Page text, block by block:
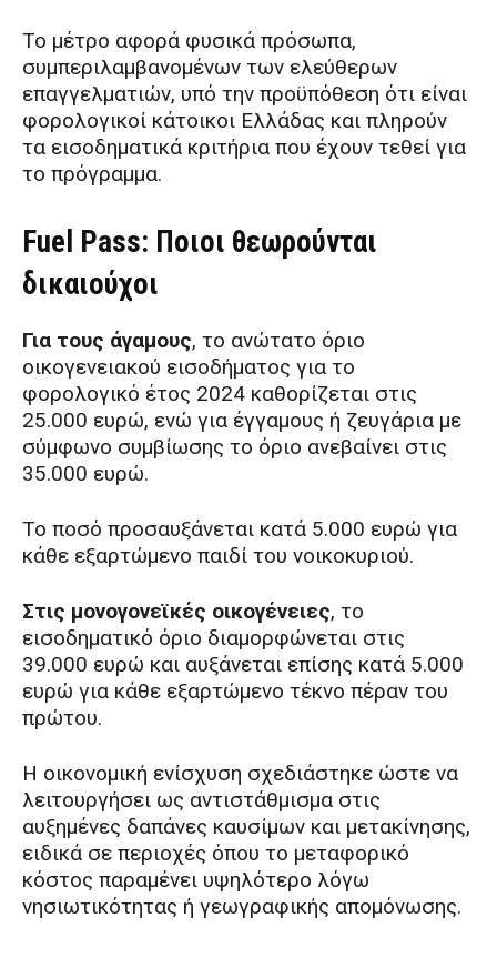
Το μέτρο αφορά φυσικά πρόσωπα,
συμπεριλαμβανομένων των ελεύθερων
επαγγελματιών, υπό την προϋπόθεση ότι είναι
φορολογικοί κάτοικοι Ελλάδας και πληρούν
τα εισοδηματικά κριτήρια που έχουν τεθεί για
το πρόγραμμα.
Fuel Pass: Ποιοι θεωρούνται
δικαιούχοι
Για τους άγαμους, το ανώτατο όριο
οικογενειακού εισοδήματος για το
φορολογικό έτος 2024 καθορίζεται στις
25.000 ευρώ, ενώ για έγγαμους ή ζευγάρια με
σύμφωνο συμβίωσης το όριο ανεβαίνει στις
35.000 ευρώ.
Το ποσό προσαυξάνεται κατά 5.000 ευρώ για
κάθε εξαρτώμενο παιδί του νοικοκυριού.
Στις μονογονεϊκές οικογένειες, το
εισοδηματικό όριο διαμορφώνεται στις
39.000 ευρώ και αυξάνεται επίσης κατά 5.000
ευρώ για κάθε εξαρτώμενο τέκνο πέραν του
πρώτου.
Η οικονομική ενίσχυση σχεδιάστηκε ώστε να
λειτουργήσει ως αντιστάθμισμα στις
αυξημένες δαπάνες καυσίμων και μετακίνησης,
ειδικά σε περιοχές όπου το μεταφορικό
κόστος παραμένει υψηλότερο λόγω
νησιωτικότητας ή γεωγραφικής απομόνωσης.